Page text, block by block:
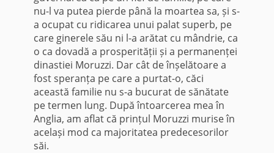
nu-l va putea pierde până la moartea sa, și s-
a ocupat cu ridicarea unui palat superb, pe
care ginerele său ni l-a arătat cu mândrie, ca
o ca dovadă a prosperității și a permanenței
dinastiei Moruzzi. Dar cât de înșelătoare a
fost speranța pe care a purtat-o, căci
această familie nu s-a bucurat de sănătate
pe termen lung. După întoarcerea mea în
Anglia, am aflat că prințul Moruzzi murise în
același mod ca majoritatea predecesorilor
săi.